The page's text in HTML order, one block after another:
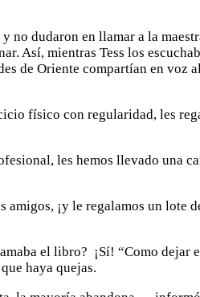
no dudaron en llamar a la
Así, mientras Tess los
de Oriente compartían en voz
físico con regularidad, les
les hemos llevado una
¡y le regalamos un lote
el libro? ¡Sí! “Como dejar
haya quejas.